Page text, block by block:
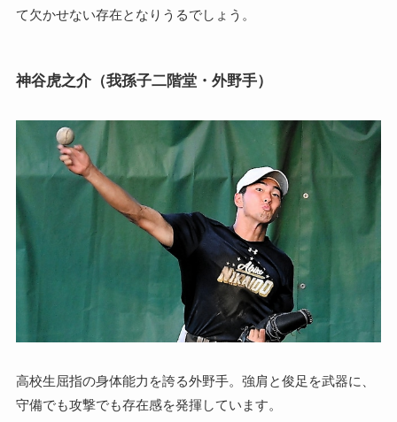
て欠かせない存在となりうるでしょう。
神谷虎之介（我孫子二階堂・外野手）
高校生屈指の身体能力を誇る外野手。強肩と俊足を武器に、
守備でも攻撃でも存在感を発揮しています。